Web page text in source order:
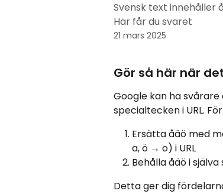
Svensk text innehåller
Här får du svaret
21 mars 2025
Gör så här när
Google kan ha
specialtecken i URL.
Ersätta åäö med
a, ö → o) i URL
Behålla åäö i
Detta ger dig